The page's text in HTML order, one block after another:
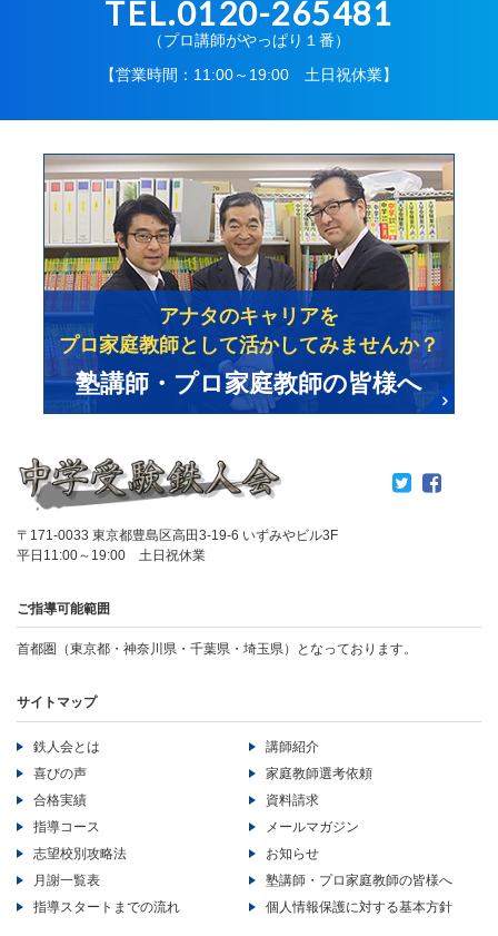
TEL.0120-265481
（プロ講師がやっぱり１番）
【営業時間：11:00～19:00 土日祝休業】
〒171-0033 東京都豊島区高田3-19-6 いずみやビル3F
平日11:00～19:00 土日祝休業
ご指導可能範囲
首都圏（東京都・神奈川県・千葉県・埼玉県）となっております。
サイトマップ
鉄人会とは
喜びの声
合格実績
指導コース
志望校別攻略法
月謝一覧表
指導スタートまでの流れ
講師紹介
家庭教師選考依頼
資料請求
メールマガジン
お知らせ
塾講師・プロ家庭教師の皆様へ
個人情報保護に対する基本方針
アナタのキャリアを
プロ家庭教師として活かしてみませんか？
塾講師・プロ家庭教師の皆様へ